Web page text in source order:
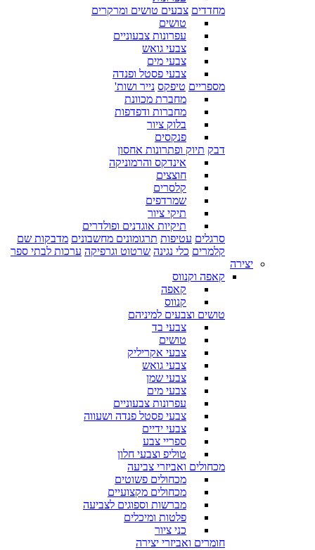
מחדדים צבעים טושים ומרקרים
טושים
עפרונות צבעוניים
צבעי גואש
צבעי מים
צבעי פסטל ופנדה
מספריים טיפקס נייר ושות'
מחברת מכוונת
מחברות ודפדפות
בלוק ציור
פנקסים
דבק תיוק ופתרונות אחסון
אינדקס והרמוניקה
חוצצים
קלסרים
שמרדפים
תיקי ציור
תיקיות אוגדנים ופולדרים
סרגלים עטיפות תרגומונים מחשבונים מדבקות שם
קלמרים כלי נגינה שרטוט וגרפיקה ערכות לבתי ספר
יצירה
קאפה וקנווס
קאפה
קנווס
טושים וצבעים למיניהם
צבעי בד
טושים
צבעי אקריליק
צבעי גואש
צבעי שמן
צבעי מים
עפרונות צבעוניים
צבעי פסטל פנדה ושעווה
צבעי ידיים
ספריי צבע
טוליפ וצבעי חלון
מכחולים ואביזרי צביעה
מכחולים פשוטים
מכחולים מקצועיים
מברשות וספוגים לצביעה
פלטות ומיכלים
כני ציור
חומרים ואביזרי יצירה